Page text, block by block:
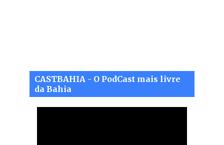
CASTBAHIA - O PodCast mais livre
da Bahia